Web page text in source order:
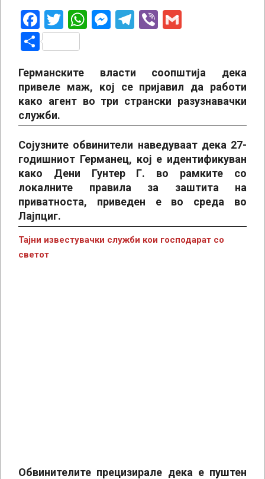
Facebook
Twitter
WhatsApp
Messenger
Telegram
Viber
Share
Германските власти соопштија дека
привеле маж, кој се пријавил да работи
како агент во три странски разузнавачки
служби.
Сојузните обвинители наведуваат дека 27-
годишниот Германец, кој е идентификуван
како Дени Гунтер Г. во рамките со
локалните правила за заштита на
приватноста, приведен е во среда во
Лајпциг.
Тајни известувачки служби кои господарат со
светот
Обвинителите прецизирале дека е пуштен